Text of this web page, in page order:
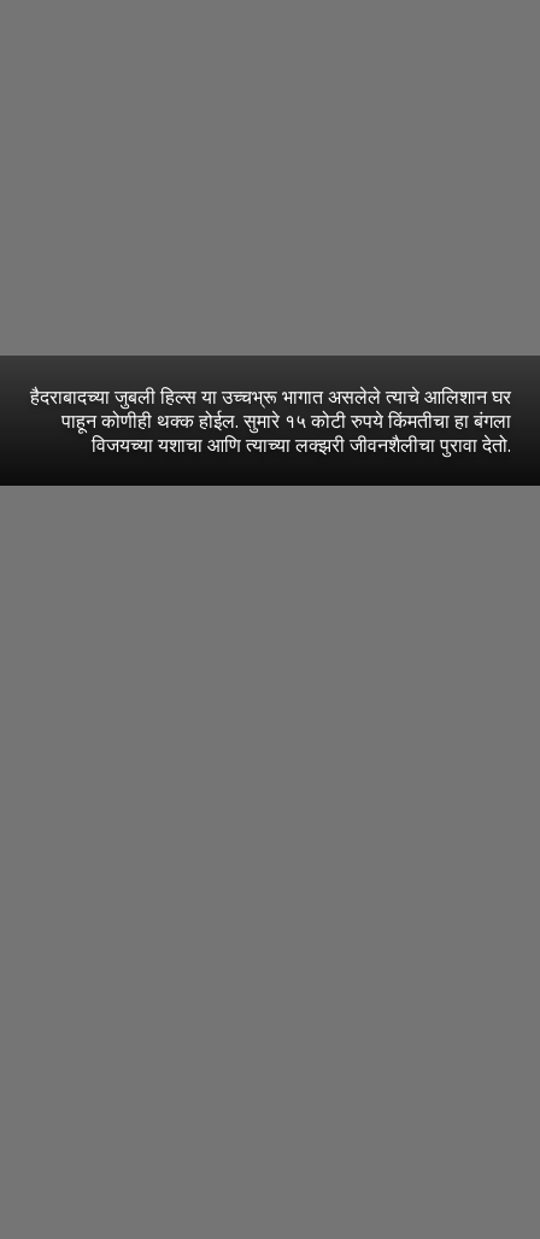
हैदराबादच्या जुबली हिल्स या उच्चभ्रू भागात असलेले त्याचे आलिशान घर
पाहून कोणीही थक्क होईल. सुमारे १५ कोटी रुपये किंमतीचा हा बंगला
विजयच्या यशाचा आणि त्याच्या लक्झरी जीवनशैलीचा पुरावा देतो.